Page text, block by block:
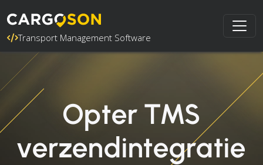
Transport Management Software
Opter TMS
verzendintegratie